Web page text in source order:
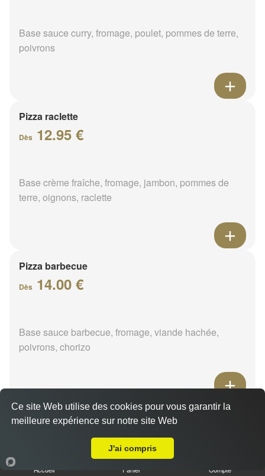
Base sauce curry, fromage, poulet, pommes de terre,
poivrons
Pizza raclette
Dès 12.95 €
Base crème fraîche, fromage, jambon, pommes de
terre, oignons, raclette
Pizza barbecue
Dès 14.00 €
Base sauce barbecue, fromage, viande hachée,
poivrons, chorizo
Pizza cannibale
Accueil Panier Compte
Ce site Web utilise des cookies pour vous garantir la
meilleure expérience sur notre site Web
J'ai compris